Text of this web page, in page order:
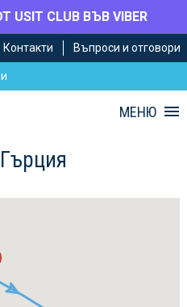
CLUB ВЪВ VIBER
Контакти Въпроси и отговори
МЕНЮ